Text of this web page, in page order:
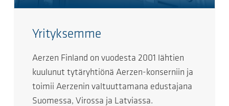
Yrityksemme
Aerzen Finland on vuodesta 2001 lähtien
kuulunut tytäryhtiönä Aerzen-konserniin ja
toimii Aerzenin valtuuttamana edustajana
Suomessa, Virossa ja Latviassa.